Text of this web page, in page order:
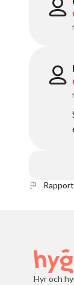
Hyr och